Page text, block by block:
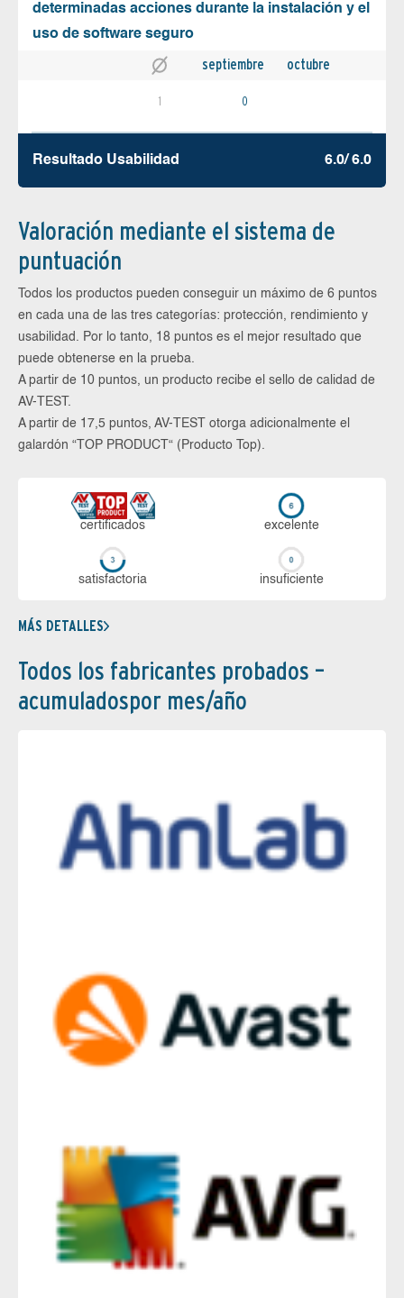
determinadas acciones durante la instalación y el
uso de software seguro
septiembre octubre
1 0
Resultado Usabilidad 6.0/ 6.0
Valoración mediante el sistema de
puntuación
Todos los productos pueden conseguir un máximo de 6 puntos
en cada una de las tres categorías: protección, rendimiento y
usabilidad. Por lo tanto, 18 puntos es el mejor resultado que
puede obtenerse en la prueba.
A partir de 10 puntos, un producto recibe el sello de calidad de
AV-TEST.
A partir de 17,5 puntos, AV-TEST otorga adicionalmente el
galardón “TOP PRODUCT“ (Producto Top).
certi­ficados ex­ce­len­te
sa­tis­fac­to­ria in­su­fi­cien­te
MÁS DETALLES
Todos los fabricantes probados –
acumuladospor mes/año